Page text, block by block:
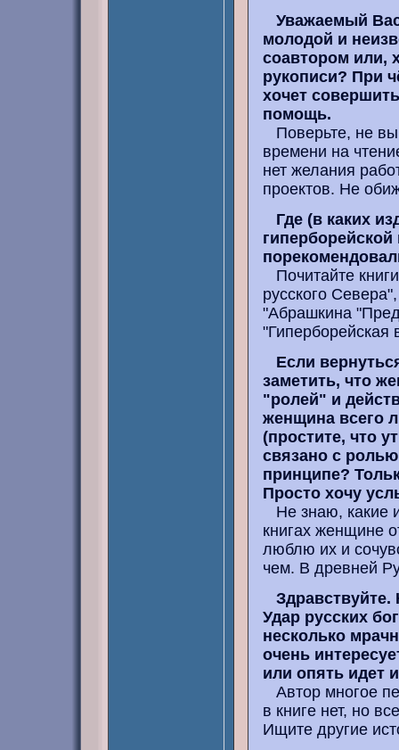
Уважаемый
молодой и
соавтором или,
рукописи? При
хочет
помощь.
Поверьте, не вы
времени на
нет желания
проектов. Не
Где (в каких
Почитайте
русского
"Абрашкина
"Гиперборейская
Если
заметить, что
"ролей" и
женщина всего
(простите, что
связано с
принципе?
Просто хочу
Не знаю, какие
книгах женщине
люблю их и
чем. В древней
Здравствуйте.
Удар русских
несколько
очень
или опять идет
Автор многое
в книге нет, но
Ищите другие